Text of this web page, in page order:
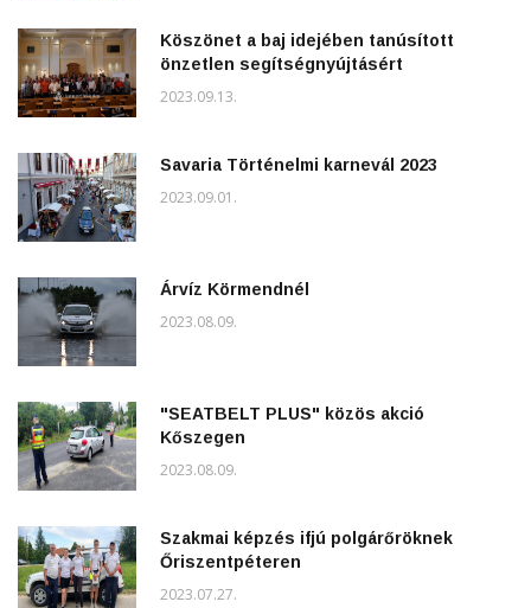
Köszönet a baj idejében tanúsított
önzetlen segítségnyújtásért
2023.09.13.
Savaria Történelmi karnevál 2023
2023.09.01.
Árvíz Körmendnél
2023.08.09.
"SEATBELT PLUS" közös akció
Kőszegen
2023.08.09.
Szakmai képzés ifjú polgárőröknek
Őriszentpéteren
2023.07.27.